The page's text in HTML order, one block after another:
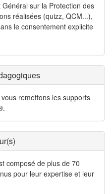
sur la Protection des
réalisées (quizz, QCM...),
le consentement explicite
remettons les supports
composé de plus de 70
pour leur expertise et leur